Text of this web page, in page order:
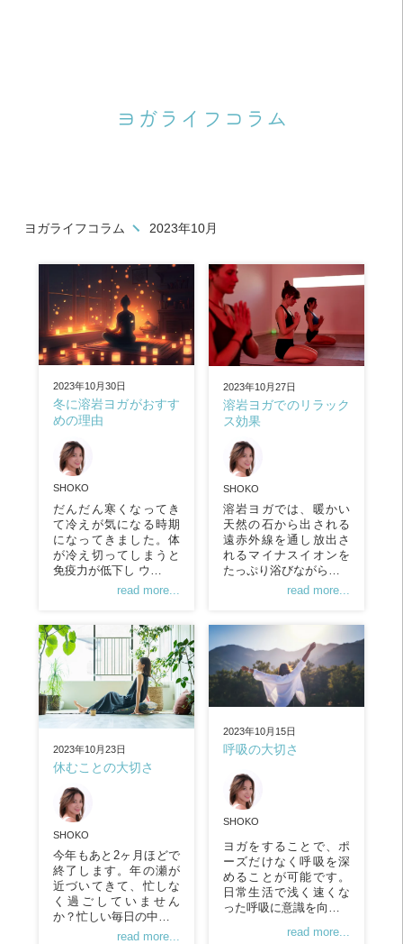
ヨガライフコラム
ヨガライフコラム 2023年10月
2023年10月30日
冬に溶岩ヨガがおすす
めの理由
SHOKO
だんだん寒くなってき
て冷えが気になる時期
になってきました。体
が冷え切ってしまうと
免疫力が低下し ウ…
read more...
2023年10月27日
溶岩ヨガでのリラック
ス効果
SHOKO
溶岩ヨガでは、暖かい
天然の石から出される
遠赤外線を通し放出さ
れるマイナスイオンを
たっぷり浴びながら…
read more...
2023年10月23日
休むことの大切さ
SHOKO
今年もあと2ヶ月ほどで
終了します。年の瀬が
近づいてきて、忙しな
く過ごしていません
か？忙しい毎日の中…
read more...
2023年10月15日
呼吸の大切さ
SHOKO
ヨガをすることで、ポ
ーズだけなく呼吸を深
めることが可能です。
日常生活で浅く速くな
った呼吸に意識を向…
read more...